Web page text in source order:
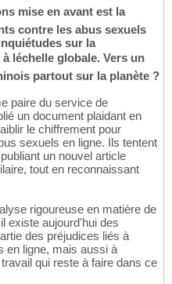
mise en avant est la
contre les abus sexuels
sur la
léchelle globale. Vers un
partout sur la planète ?
paire du service de
un document plaidant en
le chiffrement pour
sexuels en ligne. Ils tentent
un nouvel article
tout en reconnaissant
rigoureuse en matière de
existe aujourd'hui des
des préjudices liés à
en ligne, mais aussi à
qui reste à faire dans ce